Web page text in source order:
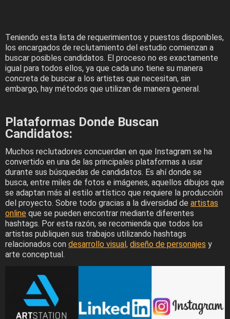
Teniendo esta lista de requerimientos y puestos disponibles,
los encargados de reclutamiento del estudio comienzan a
buscar posibles candidatos. El proceso no es exactamente
igual para todos ellos, ya que cada uno tiene su manera
concreta de buscar a los artistas que necesitan, sin
embargo, hay métodos que utilizan de manera general.
Plataformas Donde Buscan
Candidatos:
Muchos reclutadores concuerdan en que Instagram se ha
convertido en una de las principales plataformas a usar
durante sus búsquedas de candidatos. Es ahí donde se
busca, entre miles de fotos e imágenes, aquellos dibujos que
se adaptan más al estilo artístico que requiere la producción
del proyecto. Sobre todo gracias a la diversidad de artistas
online que se pueden encontrar mediante diferentes
hashtags. Por esta razón, se recomienda que todos los
artistas publiquen sus trabajos utilizando hashtags
relacionados con desarrollo visual, diseño de personajes y
arte conceptual.